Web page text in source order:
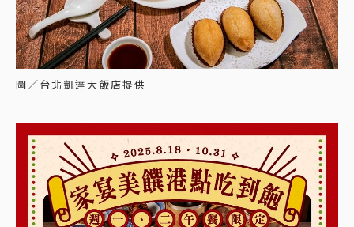
圖／台北凱達大飯店提供